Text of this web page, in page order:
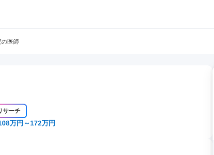
の医師
サーチ
万円～172万円